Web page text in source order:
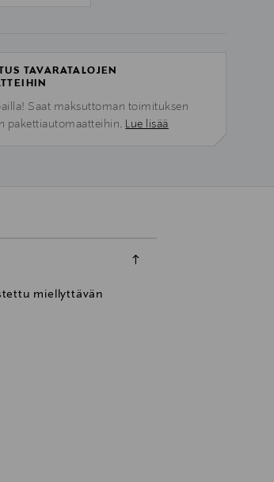
TAVARATALOJEN
Saat maksuttoman toimituksen
pakettiautomaatteihin. Lue lisää
miellyttävän